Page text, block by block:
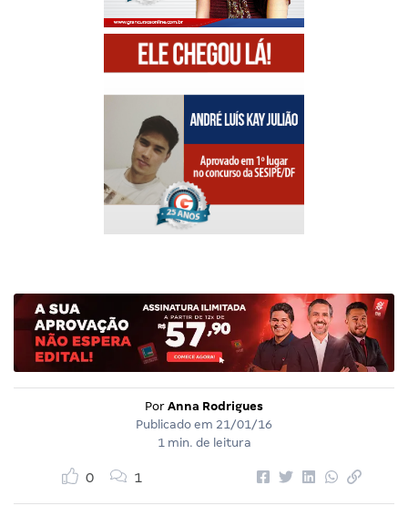
Por Anna Rodrigues
Publicado em 21/01/16
1 min. de leitura
0 1